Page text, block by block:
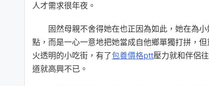
人才需求很年夜。
固然母親不舍得她在也正因為如此，她在為
點，而是一心一意地把她當成自他鄉單獨打拼，
火透明的小吃街，有了包養價格ptt壓力就和伴侶
道就高興不已。